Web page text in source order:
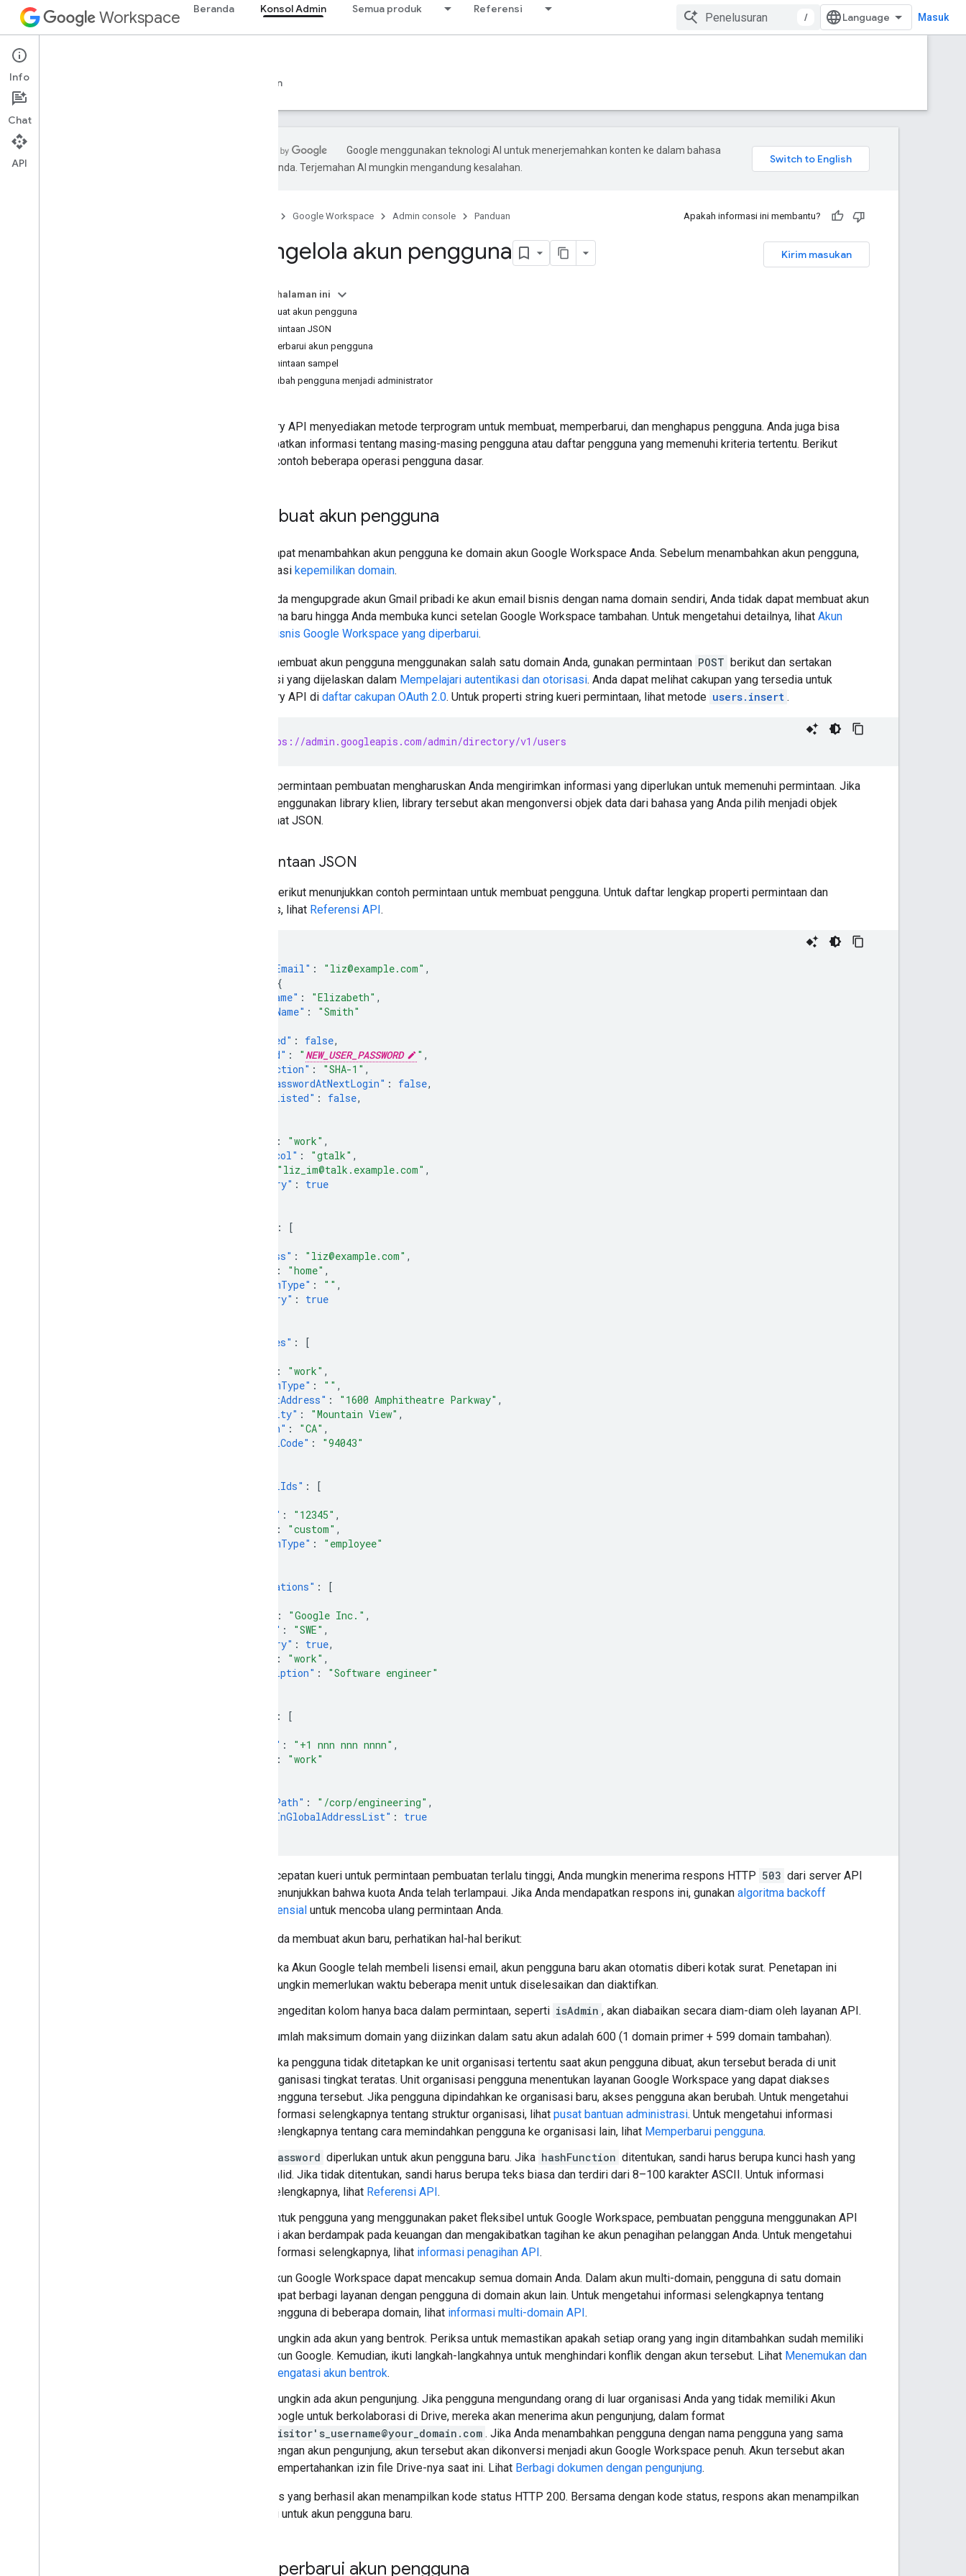
Workspace Beranda Konsol Admin Semua produk Referensi
/ Masuk
Admin console
Ringkasan Dukungan
Google menggunakan teknologi AI untuk menerjemahkan konten ke dalam bahasa
pilihan Anda. Terjemahan AI mungkin mengandung kesalahan.
Google Workspace Admin console Panduan Apakah informasi ini membantu?
Kirim masukan
Mengelola akun pengguna
Pada halaman ini
Membuat akun pengguna
Permintaan JSON
Memperbarui akun pengguna
Permintaan sampel
Mengubah pengguna menjadi administrator
Directory API menyediakan metode terprogram untuk membuat, memperbarui, dan menghapus pengguna. Anda juga bisa
mendapatkan informasi tentang masing-masing pengguna atau daftar pengguna yang memenuhi kriteria tertentu. Berikut
adalah contoh beberapa operasi pengguna dasar.
Membuat akun pengguna
Anda dapat menambahkan akun pengguna ke domain akun Google Workspace Anda. Sebelum menambahkan akun pengguna,
konfirmasi kepemilikan domain.
Jika Anda mengupgrade akun Gmail pribadi ke akun email bisnis dengan nama domain sendiri, Anda tidak dapat membuat akun
pengguna baru hingga Anda membuka kunci setelan Google Workspace tambahan. Untuk mengetahui detailnya, lihat Akun
email bisnis Google Workspace yang diperbarui.
Untuk membuat akun pengguna menggunakan salah satu domain Anda, gunakan permintaan POST berikut dan sertakan
otorisasi yang dijelaskan dalam Mempelajari autentikasi dan otorisasi. Anda dapat melihat cakupan yang tersedia untuk
Directory API di daftar cakupan OAuth 2.0. Untuk properti string kueri permintaan, lihat metode users.insert .
POST https://admin.googleapis.com/admin/directory/v1/users
Semua permintaan pembuatan mengharuskan Anda mengirimkan informasi yang diperlukan untuk memenuhi permintaan. Jika
Anda menggunakan library klien, library tersebut akan mengonversi objek data dari bahasa yang Anda pilih menjadi objek
berformat JSON.
Permintaan JSON
JSON berikut menunjukkan contoh permintaan untuk membuat pengguna. Untuk daftar lengkap properti permintaan dan
respons, lihat Referensi API.
"primaryEmail" : "liz@example.com" ,
{
"givenName" : "Elizabeth" ,
"familyName" :
"Smith"
"suspended" : false,
"password" : " NEW_USER_PASSWORD " ,
"hashFunction" : "SHA-1" ,
"changePasswordAtNextLogin" : false,
"ipWhitelisted" : false,
: "work" ,
"protocol" : "gtalk" ,
"liz_im@talk.example.com" ,
"primary" :
true
:
[
"address" : "liz@example.com" ,
: "home" ,
"customType" : "" ,
"primary" :
true
"addresses" :
[
: "work" ,
"customType" : "" ,
"streetAddress" : "1600 Amphitheatre Parkway" ,
"locality" : "Mountain View" ,
"region" : "CA" ,
"postalCode" :
"94043"
"externalIds" :
[
"value" : "12345" ,
: "custom" ,
"customType" :
"employee"
"organizations" :
[
: "Google Inc." ,
"title" : "SWE" ,
"primary" : true,
: "work" ,
"description" :
"Software engineer"
:
[
"value" : "+1 nnn nnn nnnn" ,
:
"work"
"orgUnitPath" : "/corp/engineering" ,
"includeInGlobalAddressList" :
true
Jika kecepatan kueri untuk permintaan pembuatan terlalu tinggi, Anda mungkin menerima respons HTTP 503 dari server API
yang menunjukkan bahwa kuota Anda telah terlampaui. Jika Anda mendapatkan respons ini, gunakan algoritma backoff
eksponensial untuk mencoba ulang permintaan Anda.
Saat Anda membuat akun baru, perhatikan hal-hal berikut:
Jika Akun Google telah membeli lisensi email, akun pengguna baru akan otomatis diberi kotak surat. Penetapan ini
mungkin memerlukan waktu beberapa menit untuk diselesaikan dan diaktifkan.
Pengeditan kolom hanya baca dalam permintaan, seperti isAdmin , akan diabaikan secara diam-diam oleh layanan API.
Jumlah maksimum domain yang diizinkan dalam satu akun adalah 600 (1 domain primer + 599 domain tambahan).
Jika pengguna tidak ditetapkan ke unit organisasi tertentu saat akun pengguna dibuat, akun tersebut berada di unit
organisasi tingkat teratas. Unit organisasi pengguna menentukan layanan Google Workspace yang dapat diakses
pengguna tersebut. Jika pengguna dipindahkan ke organisasi baru, akses pengguna akan berubah. Untuk mengetahui
informasi selengkapnya tentang struktur organisasi, lihat pusat bantuan administrasi. Untuk mengetahui informasi
selengkapnya tentang cara memindahkan pengguna ke organisasi lain, lihat Memperbarui pengguna.
password diperlukan untuk akun pengguna baru. Jika hashFunction ditentukan, sandi harus berupa kunci hash yang
valid. Jika tidak ditentukan, sandi harus berupa teks biasa dan terdiri dari 8–100 karakter ASCII. Untuk informasi
selengkapnya, lihat Referensi API.
Untuk pengguna yang menggunakan paket fleksibel untuk Google Workspace, pembuatan pengguna menggunakan API
ini akan berdampak pada keuangan dan mengakibatkan tagihan ke akun penagihan pelanggan Anda. Untuk mengetahui
informasi selengkapnya, lihat informasi penagihan API.
Akun Google Workspace dapat mencakup semua domain Anda. Dalam akun multi-domain, pengguna di satu domain
dapat berbagi layanan dengan pengguna di domain akun lain. Untuk mengetahui informasi selengkapnya tentang
pengguna di beberapa domain, lihat informasi multi-domain API.
Mungkin ada akun yang bentrok. Periksa untuk memastikan apakah setiap orang yang ingin ditambahkan sudah memiliki
Akun Google. Kemudian, ikuti langkah-langkahnya untuk menghindari konflik dengan akun tersebut. Lihat Menemukan dan
mengatasi akun bentrok.
Mungkin ada akun pengunjung. Jika pengguna mengundang orang di luar organisasi Anda yang tidak memiliki Akun
Google untuk berkolaborasi di Drive, mereka akan menerima akun pengunjung, dalam format
visitor's_username@your_domain.com . Jika Anda menambahkan pengguna dengan nama pengguna yang sama
dengan akun pengunjung, akun tersebut akan dikonversi menjadi akun Google Workspace penuh. Akun tersebut akan
mempertahankan izin file Drive-nya saat ini. Lihat Berbagi dokumen dengan pengunjung.
Respons yang berhasil akan menampilkan kode status HTTP 200. Bersama dengan kode status, respons akan menampilkan
properti untuk akun pengguna baru.
Memperbarui akun pengguna
Info
Chat
API